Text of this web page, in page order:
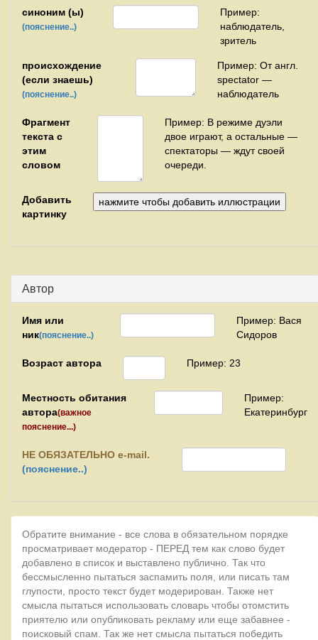
синоним (ы)
(пояснение..)
Пример:
наблюдатель,
зритель
происхождение
(если знаешь)
(пояснение..)
Пример: От англ.
spectator —
наблюдатель
Фрагмент
текста с
этим
словом
Пример: В режиме дуэли
двое играют, а остальные —
спектаторы — ждут своей
очереди.
Добавить
картинку
Автор
Имя или
ник(пояснение..)
Пример: Вася
Сидоров
Возраст автора Пример: 23
Местность обитания
автора(важное
пояснение...)
Пример:
Екатеринбург
НЕ ОБЯЗАТЕЛЬНО e-mail.
(пояснение..)
Обратите внимание - все слова в обязательном порядке
просматривает модератор - ПЕРЕД тем как слово будет
добавлено в список и выставлено публично. Так что
бессмысленно пытаться заспамить поля, или писать там
глупости, просто текст будет модерирован. Также нет
смысла пытаться использовать словарь чтобы отомстить
приятелю или опубликовать рекламу или еще забавнее -
поисковый спам. Так же нет смысла пытаться победить